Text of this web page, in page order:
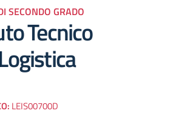
SECONDO GRADO
Tecnico
LEIS00700D